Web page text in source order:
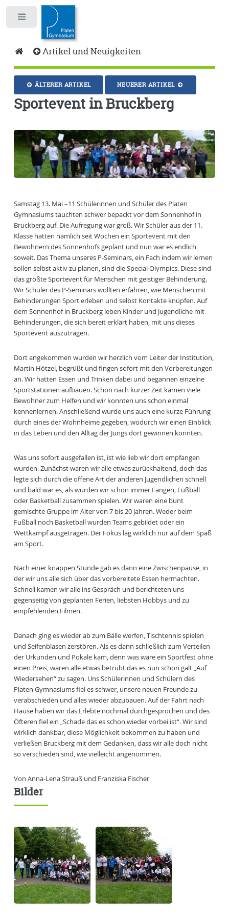
Artikel und Neuigkeiten
ÄLTERER ARTIKEL NEUERER ARTIKEL
Sportevent in Bruckberg
Samstag 13. Mai –11 Schülerinnen und Schüler des Platen
Gymnasiums tauchten schwer bepackt vor dem Sonnenhof in
Bruckberg auf. Die Aufregung war groß. Wir Schüler aus der 11.
Klasse hatten nämlich seit Wochen ein Sportevent mit den
Bewohnern des Sonnenhofs geplant und nun war es endlich
soweit. Das Thema unseres P-Seminars, ein Fach indem wir lernen
sollen selbst aktiv zu planen, sind die Special Olympics. Diese sind
das größte Sportevent für Menschen mit geistiger Behinderung.
Wir Schüler des P-Seminars wollten erfahren, wie Menschen mit
Behinderungen Sport erleben und selbst Kontakte knüpfen. Auf
dem Sonnenhof in Bruckberg leben Kinder und Jugendliche mit
Behinderungen, die sich bereit erklärt haben, mit uns dieses
Sportevent auszutragen.
Dort angekommen wurden wir herzlich vom Leiter der Institution,
Martin Hötzel, begrüßt und fingen sofort mit den Vorbereitungen
an. Wir hatten Essen und Trinken dabei und begannen einzelne
Sportstationen aufbauen. Schon nach kurzer Zeit kamen viele
Bewohner zum Helfen und wir konnten uns schon einmal
kennenlernen. Anschließend wurde uns auch eine kurze Führung
durch eines der Wohnheime gegeben, wodurch wir einen Einblick
in das Leben und den Alltag der Jungs dort gewinnen konnten.
Was uns sofort ausgefallen ist, ist wie lieb wir dort empfangen
wurden. Zunächst waren wir alle etwas zurückhaltend, doch das
legte sich durch die offene Art der anderen Jugendlichen schnell
und bald war es, als würden wir schon immer Fangen, Fußball
oder Basketball zusammen spielen. Wir waren eine bunt
gemischte Gruppe im Alter von 7 bis 20 Jahren. Weder beim
Fußball noch Basketball wurden Teams gebildet oder ein
Wettkampf ausgetragen. Der Fokus lag wirklich nur auf dem Spaß
am Sport.
Nach einer knappen Stunde gab es dann eine Zwischenpause, in
der wir uns alle sich über das vorbereitete Essen hermachten.
Schnell kamen wir alle ins Gespräch und berichteten uns
gegenseitig von geplanten Ferien, liebsten Hobbys und zu
empfehlenden Filmen.
Danach ging es wieder ab zum Bälle werfen, Tischtennis spielen
und Seifenblasen zerstören. Als es dann schließlich zum Verteilen
der Urkunden und Pokale kam, denn was wäre ein Sportfest ohne
einen Preis, waren alle etwas betrübt das es nun schon galt „Auf
Wiedersehen“ zu sagen. Uns Schülerinnen und Schülern des
Platen Gymnasiums fiel es schwer, unsere neuen Freunde zu
verabschieden und alles wieder abzubauen. Auf der Fahrt nach
Hause haben wir das Erlebte nochmal durchgesprochen und des
Öfteren fiel ein „Schade das es schon wieder vorbei ist“. Wir sind
wirklich dankbar, diese Möglichkeit bekommen zu haben und
verließen Bruckberg mit dem Gedanken, dass wir alle doch nicht
so verschieden sind, wie vielleicht angenommen.
Von Anna-Lena Strauß und Franziska Fischer
Bilder
Toggle